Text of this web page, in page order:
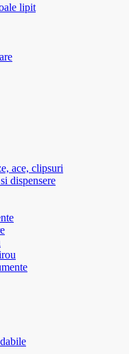
lipit
ace, clipsuri
dispensere